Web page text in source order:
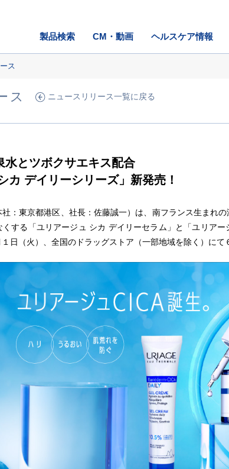
製品検索 CM・動画 ヘルスケア情報
ス
ス ニュースリリース一覧に戻る
水とツボクサエキス配合
カ デイリーシリーズ」新発売！
：東京都港区、社⾧：佐藤誠一）は、南フランス生まれ
する「ユリアージュ シカ デイリーセラム」と「ユリア
日（火）、全国のドラッグストア（一部地域を除く）にて